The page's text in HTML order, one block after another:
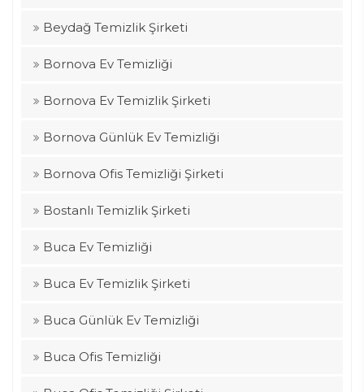
Beydağ Temizlik Şirketi
Bornova Ev Temizliği
Bornova Ev Temizlik Şirketi
Bornova Günlük Ev Temizliği
Bornova Ofis Temizliği Şirketi
Bostanlı Temizlik Şirketi
Buca Ev Temizliği
Buca Ev Temizlik Şirketi
Buca Günlük Ev Temizliği
Buca Ofis Temizliği